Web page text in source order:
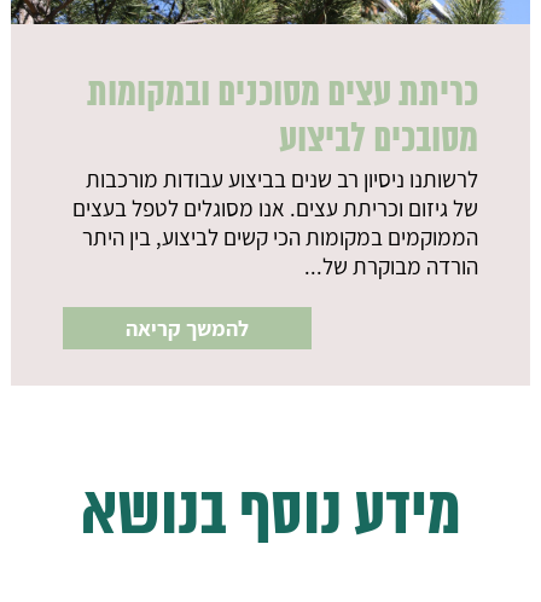
כריתת עצים מסוכנים ובמקומות
מסובכים לביצוע
לרשותנו ניסיון רב שנים בביצוע עבודות מורכבות
של גיזום וכריתת עצים. אנו מסוגלים לטפל בעצים
הממוקמים במקומות הכי קשים לביצוע, בין היתר
הורדה מבוקרת של...
להמשך קריאה
מידע נוסף בנושא